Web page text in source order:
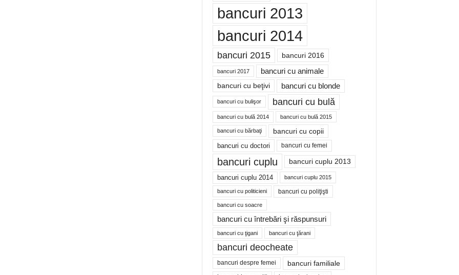
bancuri 2013
bancuri 2014
bancuri 2015 bancuri 2016
bancuri 2017 bancuri cu animale
bancuri cu beţivi bancuri cu blonde
bancuri cu bulişor bancuri cu bulă
bancuri cu bulă 2014 bancuri cu bulă 2015
bancuri cu bărbaţi bancuri cu copii
bancuri cu doctori bancuri cu femei
bancuri cuplu bancuri cuplu 2013
bancuri cuplu 2014 bancuri cuplu 2015
bancuri cu politicieni bancuri cu poliţişti
bancuri cu soacre
bancuri cu întrebări şi răspunsuri
bancuri cu ţigani bancuri cu ţărani
bancuri deocheate
bancuri despre femei bancuri familiale